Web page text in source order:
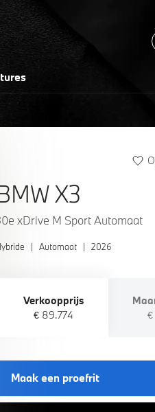
X3
xDrive M Sport Automaat
| Automaat | 2026
Verkoopprijs
€ 89.774
€
Maak een proefrit